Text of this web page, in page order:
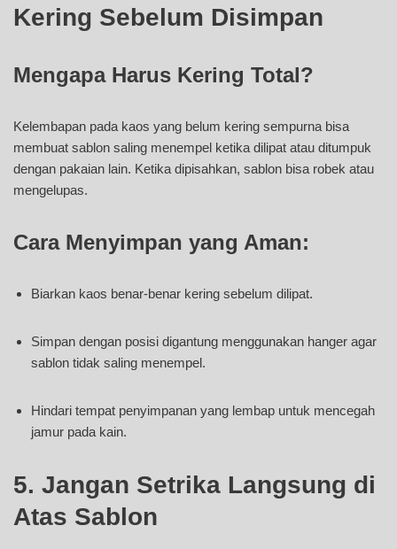
Kering Sebelum Disimpan
Mengapa Harus Kering Total?
Kelembapan pada kaos yang belum kering sempurna bisa
membuat sablon saling menempel ketika dilipat atau ditumpuk
dengan pakaian lain. Ketika dipisahkan, sablon bisa robek atau
mengelupas.
Cara Menyimpan yang Aman:
Biarkan kaos benar-benar kering sebelum dilipat.
Simpan dengan posisi digantung menggunakan hanger agar
sablon tidak saling menempel.
Hindari tempat penyimpanan yang lembap untuk mencegah
jamur pada kain.
5. Jangan Setrika Langsung di
Atas Sablon